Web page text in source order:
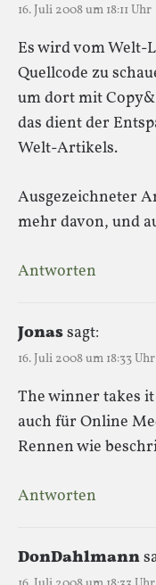
16. Juli 2008 um 18:11 Uhr
Es wird vom
Quellcode zu
um dort mit
das dient der
Welt-Artikels.
Ausgezeichneter
mehr davon, und
Antworten
Jonassagt:
16. Juli 2008 um 18:33 Uhr
The winner takes
auch für Online
Rennen wie
Antworten
DonDahlmann